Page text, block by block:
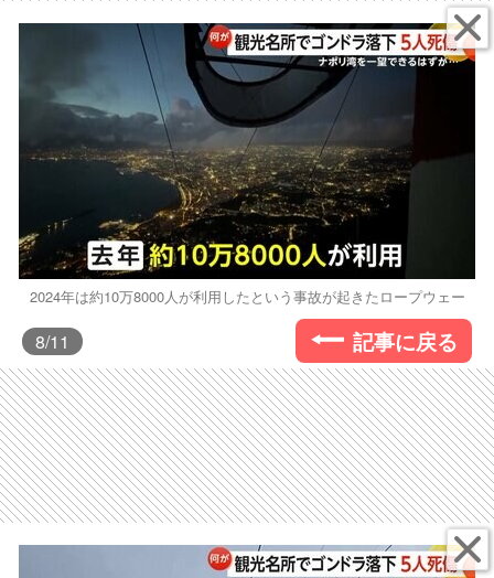
2024年は約10万8000人が利用したという事故が起きたロープウェー
8/11 記事に戻る